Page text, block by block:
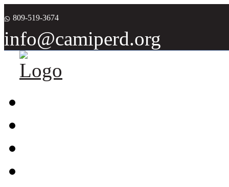
809-519-3674
info@camiperd.org